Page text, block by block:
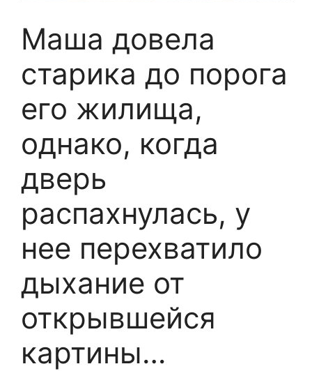
Маша довела
старика до порога
его жилища,
однако, когда
дверь
распахнулась, у
нее перехватило
дыхание от
открывшейся
картины…